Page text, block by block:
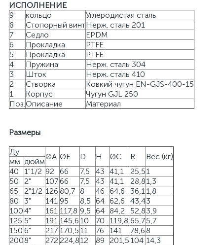
ИСПОЛНЕНИЕ
9
кольцо
Углеродистая сталь
8
Стопорный винтНерж. сталь 201
7
Седло
EPDM
6
Прокладка
PTFE
5
Прокладка
PTFE
4
Пружина
Нерж. сталь 304
3
Шток
Нерж. сталь 410
2
Створка
Ковкий чугун EN-GJS-400-15
1
Корпус
Чугун GJL 250
Поз.Описание Материал
Размеры
Ду
ØA ØE D H ØC R Вес (кг)
мм дюйм
40
1"1/2 92 66 7,5 43 41,1 25,51
50
2" 10766 7,5 43 41,1 28,81,3
65
2"1/2 126 80,7 8 46 64,6 36,11,8
80
3" 141 95 8,5 64 62,6 43,43
1004" 161 117,8 9,5 64 84,2 52,83,9
125 5" 191 145,6 10 70 119,8 65,75,7
150 6" 217 170,5 11 76 141 78,6 8
2008" 272224,812 89 201,5 104 14,3